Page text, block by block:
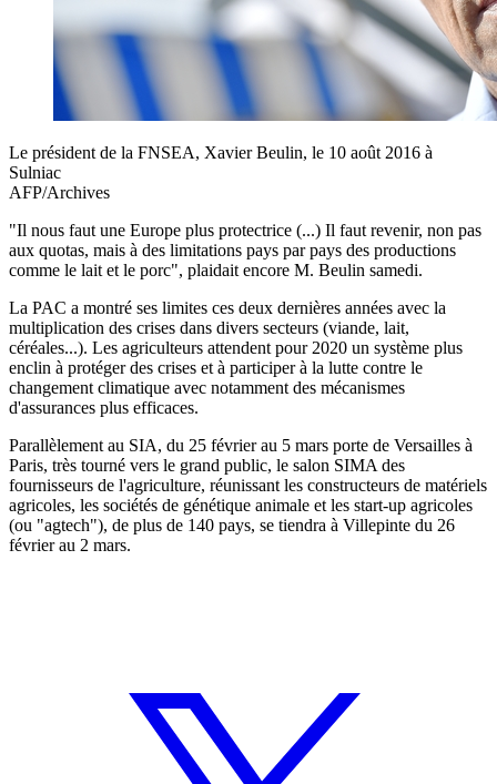
Le président de la FNSEA, Xavier Beulin, le 10 août 2016 à
Sulniac
AFP/Archives
"Il nous faut une Europe plus protectrice (...) Il faut revenir, non pas
aux quotas, mais à des limitations pays par pays des productions
comme le lait et le porc", plaidait encore M. Beulin samedi.
La PAC a montré ses limites ces deux dernières années avec la
multiplication des crises dans divers secteurs (viande, lait,
céréales...). Les agriculteurs attendent pour 2020 un système plus
enclin à protéger des crises et à participer à la lutte contre le
changement climatique avec notamment des mécanismes
d'assurances plus efficaces.
Parallèlement au SIA, du 25 février au 5 mars porte de Versailles à
Paris, très tourné vers le grand public, le salon SIMA des
fournisseurs de l'agriculture, réunissant les constructeurs de matériels
agricoles, les sociétés de génétique animale et les start-up agricoles
(ou "agtech"), de plus de 140 pays, se tiendra à Villepinte du 26
février au 2 mars.